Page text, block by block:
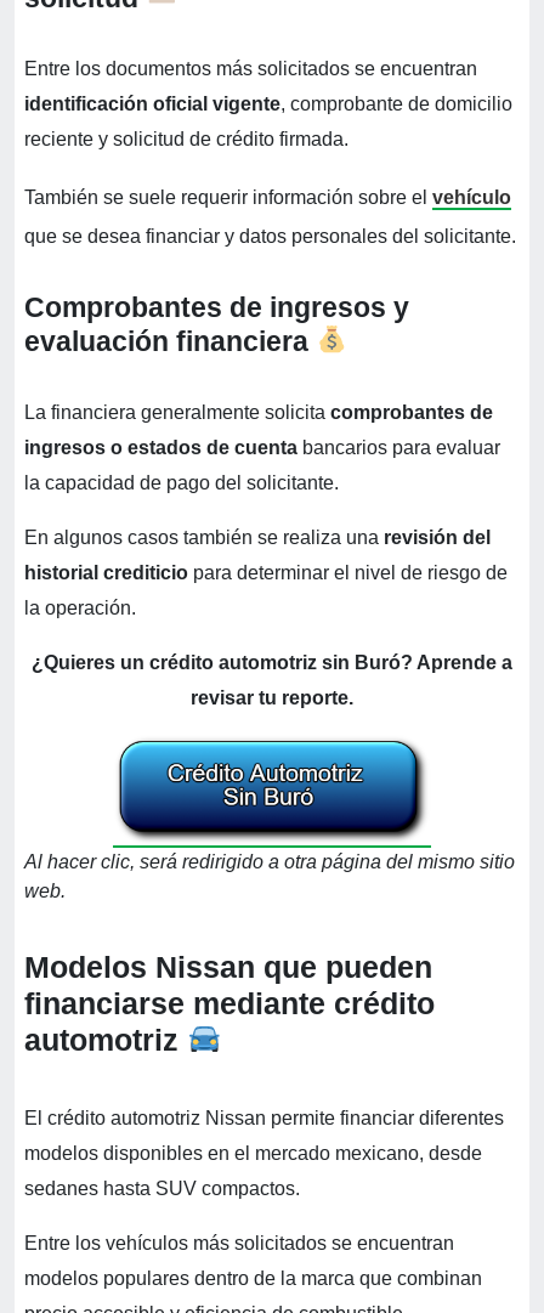
Entre los documentos más solicitados se encuentran
identificación oficial vigente, comprobante de domicilio
reciente y solicitud de crédito firmada.
También se suele requerir información sobre el vehículo
que se desea financiar y datos personales del solicitante.
Comprobantes de ingresos y
evaluación financiera
La financiera generalmente solicita comprobantes de
ingresos o estados de cuenta bancarios para evaluar
la capacidad de pago del solicitante.
En algunos casos también se realiza una revisión del
historial crediticio para determinar el nivel de riesgo de
la operación.
¿Quieres un crédito automotriz sin Buró? Aprende a
revisar tu reporte.
Al hacer clic, será redirigido a otra página del mismo sitio
web.
Modelos Nissan que pueden
financiarse mediante crédito
automotriz
El crédito automotriz Nissan permite financiar diferentes
modelos disponibles en el mercado mexicano, desde
sedanes hasta SUV compactos.
Entre los vehículos más solicitados se encuentran
modelos populares dentro de la marca que combinan